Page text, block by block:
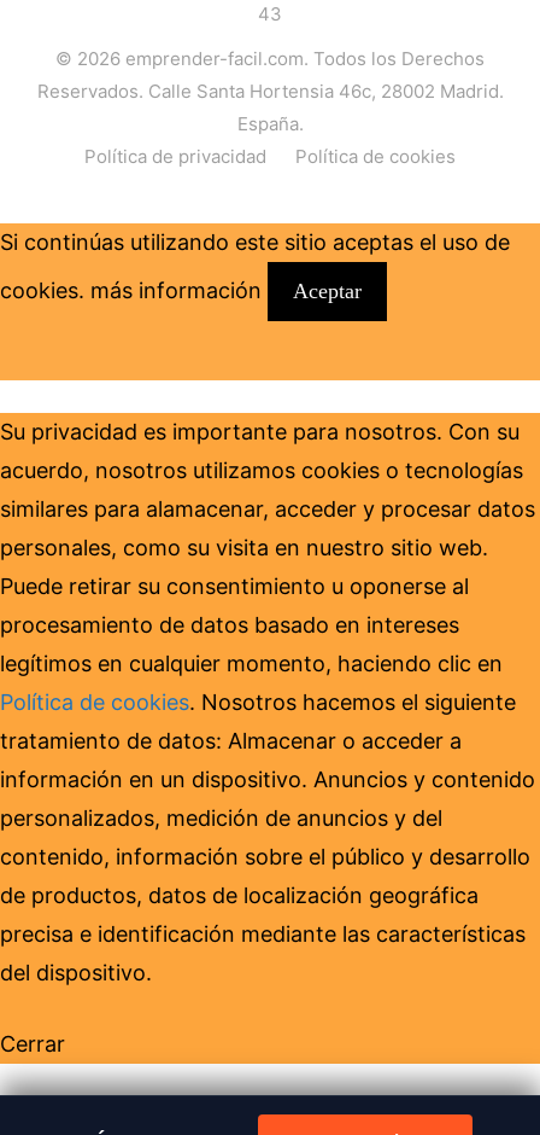
43
© 2026 emprender-facil.com. Todos los Derechos
Reservados. Calle Santa Hortensia 46c, 28002 Madrid.
España.
Política de privacidad
Política de cookies
Si continúas utilizando este sitio aceptas el uso de
cookies. más información Aceptar
Su privacidad es importante para nosotros. Con su
acuerdo, nosotros utilizamos cookies o tecnologías
similares para alamacenar, acceder y procesar datos
personales, como su visita en nuestro sitio web.
Puede retirar su consentimiento u oponerse al
procesamiento de datos basado en intereses
legítimos en cualquier momento, haciendo clic en
Política de cookies. Nosotros hacemos el siguiente
tratamiento de datos: Almacenar o acceder a
información en un dispositivo. Anuncios y contenido
personalizados, medición de anuncios y del
contenido, información sobre el público y desarrollo
de productos, datos de localización geográfica
precisa e identificación mediante las características
del dispositivo.
Cerrar